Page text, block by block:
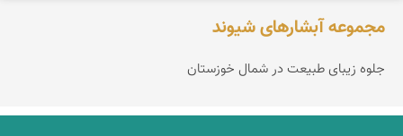
مجموعه آبشارهای شیوند
جلوه زیبای طبیعت در شمال خوزستان